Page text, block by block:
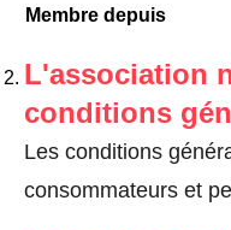
Membre depuis
L'association
conditions
Les conditions
consommateurs et